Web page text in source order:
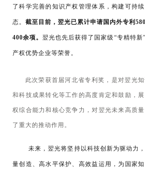
了科学完善的知识产权管理体系，构建可持
态。 截至目前，翌光已累计申请国内外专利
400余项。翌光也先后获得了国家级“专精特新
产权优势企业等荣誉。
此次荣获首届河北省专利奖，是对翌光
和科技成果转化等工作的高度肯定和鼓励，
权综合能力和核心竞争力，对翌光未来高质
了重大的推动作用。
未来，翌光将坚持以科技创新为驱动力
量创造、高水平保护、高效益运用，为国家